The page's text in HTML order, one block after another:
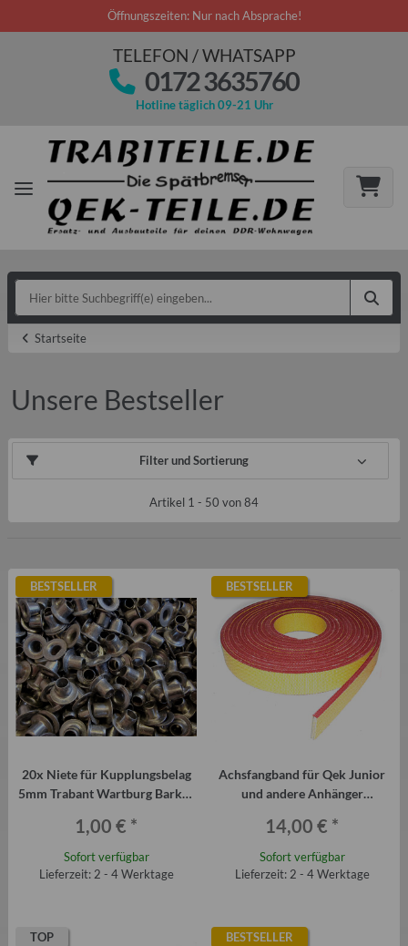
Öffnungszeiten: Nur nach Absprache!
TELEFON / WHATSAPP
0172 3635760
Hotline täglich 09-21 Uhr
Startseite
Unsere Bestseller
Filter und Sortierung
Artikel 1 - 50 von 84
BESTSELLER
20x Niete für Kupplungsbelag
5mm Trabant Wartburg Barkas
1,00 € *
Sofort verfügbar
Lieferzeit: 2 - 4 Werktage
BESTSELLER
Achsfangband für Qek Junior
und andere Anhänger
14,00 € *
Sofort verfügbar
Lieferzeit: 2 - 4 Werktage
TOP BESTSELLER